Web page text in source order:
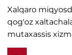
Xalqaro
qog'oz
mutaxassis